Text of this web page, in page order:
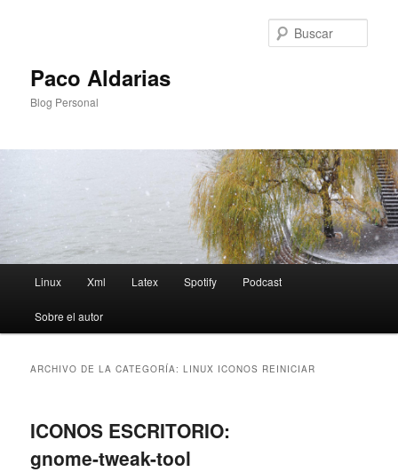
Paco Aldarias
Blog Personal
principal
Linux Xml Latex Spotify Podcast
Sobre el autor
ARCHIVO DE LA CATEGORÍA:LINUX ICONOS REINICIAR
ICONOS ESCRITORIO:
gnome-tweak-tool